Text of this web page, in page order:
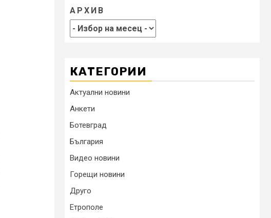
АРХИВ
КАТЕГОРИИ
Актуални новини
Анкети
Ботевград
България
Видео новини
Горещи новини
Друго
Етрополе